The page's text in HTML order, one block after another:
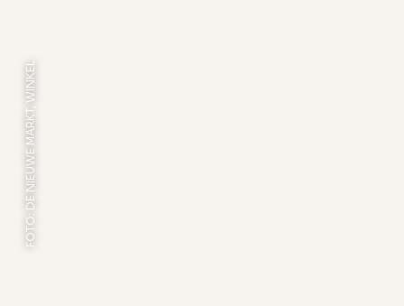
FOTO: DE NIEUWE MARKT, WINKEL